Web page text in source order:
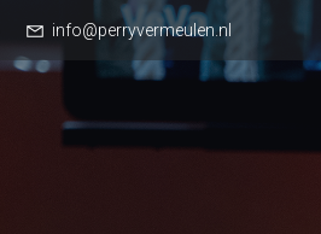
info@perryvermeulen.nl